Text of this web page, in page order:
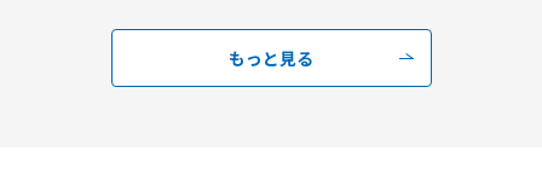
もっと見る